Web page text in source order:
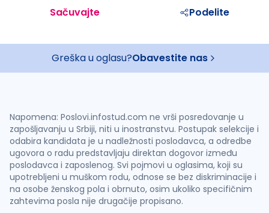
Sačuvajte Podelite
Greška u oglasu?Obavestite nas
Napomena: Poslovi.infostud.com ne vrši posredovanje u
zapošljavanju u Srbiji, niti u inostranstvu. Postupak selekcije i
odabira kandidata je u nadležnosti poslodavca, a odredbe
ugovora o radu predstavljaju direktan dogovor između
poslodavca i zaposlenog. Svi pojmovi u oglasima, koji su
upotrebljeni u muškom rodu, odnose se bez diskriminacije i
na osobe ženskog pola i obrnuto, osim ukoliko specifičnim
zahtevima posla nije drugačije propisano.